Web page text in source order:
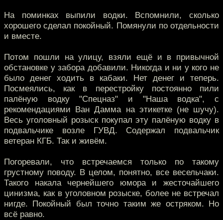
На поминках выпили водки. Вспомнили, сколько
хорошего сделал покойный. Помянули по отдельности
и вместе.
Потом пошли на улицу, взяли ещё и в привычной
обстановке у забора добавили. Никогда и ни у кого не
было денег ходить в кабаки. Нет денег и теперь.
Посмеялись, как в перестройку постоянно пили
палёную водку "Спецназ" и "Наша водка", с
рекомендациями Ван Дамма на этикетке (не шучу).
Весь уголовный розыск покупал эту палёную водку в
подвальчике возле ГУВД. Содержал подвальчик
ветеран КГБ. Так и живём.
Погоревали, что встречаемся только по такому
грустному поводу. В целом, понятно, все весельчаки.
Такого накала чернейшего юмора и жесточайшего
цинизма, как в уголовном розыске, более не встречал
нигде. Покойный был точно таким же остряком. Но
всё равно.